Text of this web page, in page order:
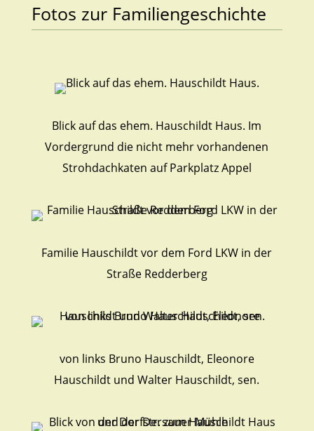
Fotos zur Familiengeschichte
Blick auf das ehem. Hauschildt Haus. Im
Vordergrund die nicht mehr vorhandenen
Strohdachkaten auf Parkplatz Appel
Familie Hauschildt vor dem Ford LKW in der
Straße Redderberg
von links Bruno Hauschildt, Eleonore
Hauschildt und Walter Hauschildt, sen.